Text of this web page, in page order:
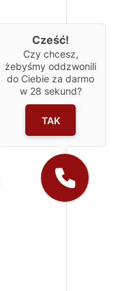
Cześć!
Czy chcesz,
żebyśmy oddzwonili
do Ciebie za darmo
w 28 sekund?
TAK